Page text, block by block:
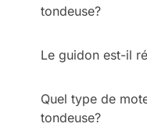
tondeuse?
Le guidon est-il
Quel type de
tondeuse?